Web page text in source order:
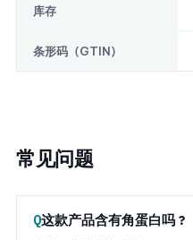
库存
条形码（GTIN）
常见问题
这款产品含有角蛋白吗？